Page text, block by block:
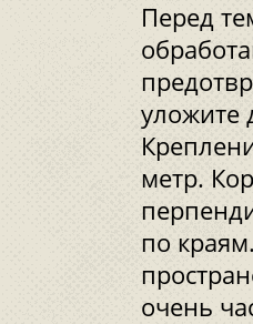
Перед
уложите
метр.
по
очень